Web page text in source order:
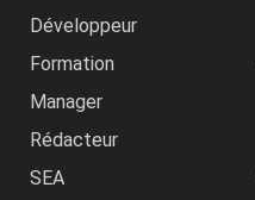
Développeur
Formation
Manager
Rédacteur
SEA